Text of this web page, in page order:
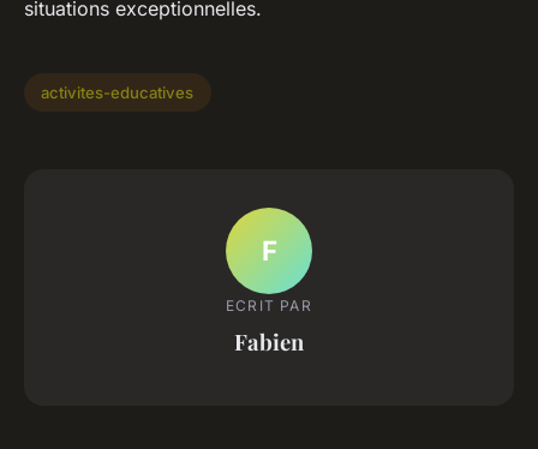
situations exceptionnelles.
activites-educatives
F
ECRIT PAR
Fabien